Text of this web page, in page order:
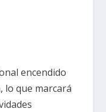
encendido
lo que marcará